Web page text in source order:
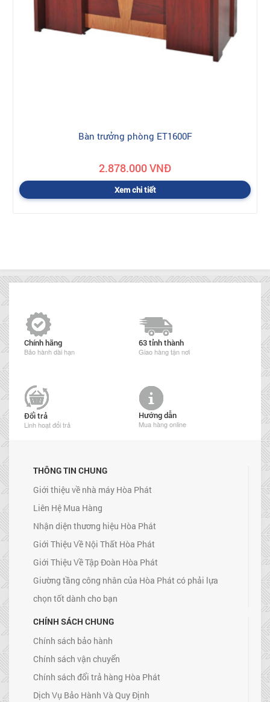
Bàn trưởng phòng ET1600F
2.878.000 VNĐ
Xem chi tiết
Chính hãng
Bảo hành dài hạn
63 tỉnh thành
Giao hàng tận nơi
Đổi trả
Linh hoạt đổi trả
Hướng dẫn
Mua hàng online
THÔNG TIN CHUNG
Giới thiệu về nhà máy Hòa Phát
Liên Hệ Mua Hàng
Nhận diện thương hiệu Hòa Phát
Giới Thiệu Về Nội Thất Hòa Phát
Giới Thiệu Về Tập Đoàn Hòa Phát
Giường tầng công nhân của Hòa Phát có phải lựa
chọn tốt dành cho bạn
CHÍNH SÁCH CHUNG
Chính sách bảo hành
Chính sách vận chuyển
Chính sách đổi trả hàng Hòa Phát
Dịch Vụ Bảo Hành Và Quy Định